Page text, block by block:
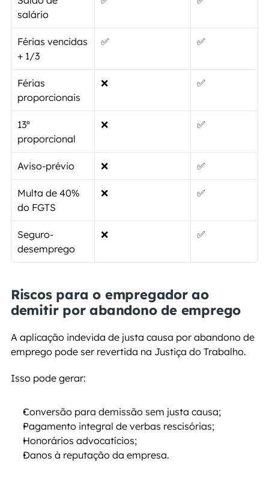
salário
Férias vencidas
+ 1/3
✅ ✅
Férias
proporcionais
❌ ✅
13º
proporcional
❌ ✅
Aviso-prévio ❌ ✅
Multa de 40%
do FGTS
❌ ✅
Seguro-
desemprego
❌ ✅
Riscos para o empregador ao
demitir por abandono de emprego
A aplicação indevida de justa causa por abandono de
emprego pode ser revertida na Justiça do Trabalho.
Isso pode gerar:
Conversão para demissão sem justa causa;
Pagamento integral de verbas rescisórias;
Honorários advocatícios;
Danos à reputação da empresa.